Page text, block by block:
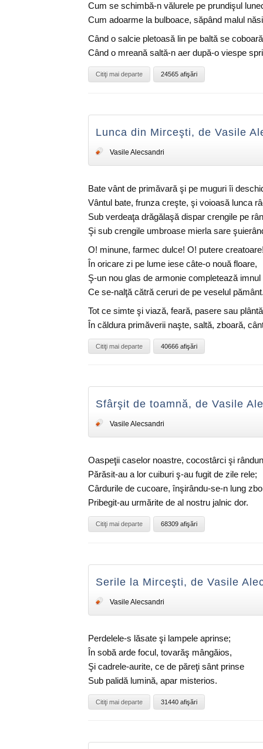
Cum se schimbă-n vălurele pe prundişul
Cum adoarme la bulboace, săpând malul
Când o salcie pletoasă lin pe baltă se
Când o mreană saltă-n aer după-o viespe
Citiţi mai departe 24565 afişări
Lunca din Mirceşti, de Vasile
Vasile Alecsandri
Bate vânt de primăvară şi pe muguri îi
Vântul bate, frunza creşte, şi voioasă lunca
Sub verdeaţa drăgălaşă dispar crengile pe
Şi sub crengile umbroase mierla sare
O! minune, farmec dulce! O! putere
În oricare zi pe lume iese câte-o nouă floare,
Ş-un nou glas de armonie completează imnul
Ce se-nalţă cătră ceruri de pe veselul
Tot ce simte şi viază, feară, pasere sau plântă
În căldura primăverii naşte, saltă, zboară,
Citiţi mai departe 40666 afişări
Sfârşit de toamnă, de Vasile
Vasile Alecsandri
Oaspeţii caselor noastre, cocostârci şi
Părăsit-au a lor cuiburi ş-au fugit de zile rele;
Cârdurile de cucoare, înşirându-se-n lung
Pribegit-au urmărite de al nostru jalnic dor.
Citiţi mai departe 68309 afişări
Serile la Mirceşti, de Vasile
Vasile Alecsandri
Perdelele-s lăsate şi lampele aprinse;
În sobă arde focul, tovarăş mângăios,
Şi cadrele-aurite, ce de păreţi sânt prinse
Sub palidă lumină, apar misterios.
Citiţi mai departe 31440 afişări